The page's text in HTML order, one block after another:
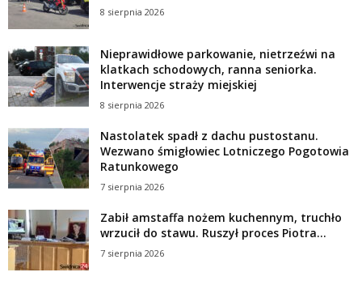
8 sierpnia 2026
Nieprawidłowe parkowanie, nietrzeźwi na
klatkach schodowych, ranna seniorka.
Interwencje straży miejskiej
8 sierpnia 2026
Nastolatek spadł z dachu pustostanu.
Wezwano śmigłowiec Lotniczego Pogotowia
Ratunkowego
7 sierpnia 2026
Zabił amstaffa nożem kuchennym, truchło
wrzucił do stawu. Ruszył proces Piotra...
7 sierpnia 2026